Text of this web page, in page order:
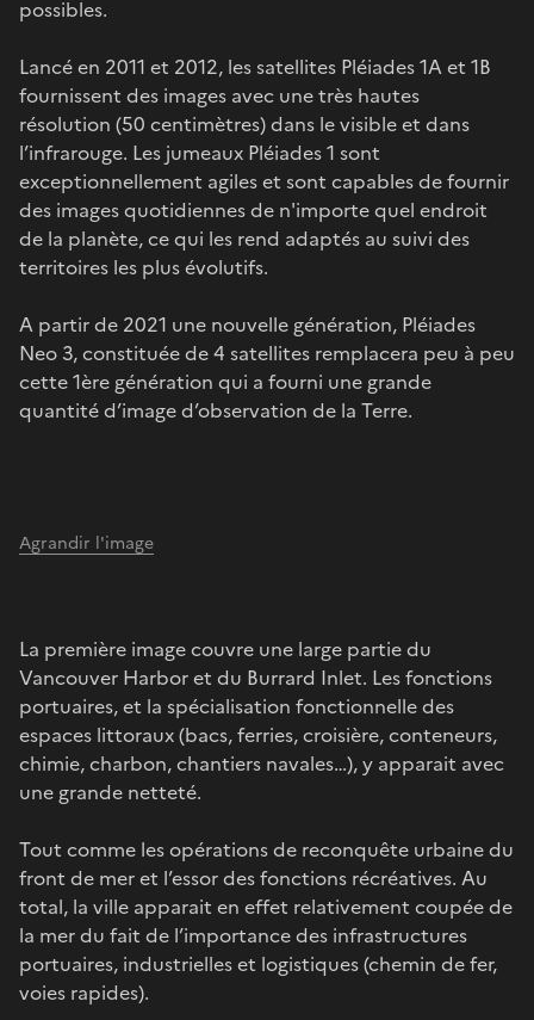
possibles.
Lancé en 2011 et 2012, les satellites Pléiades 1A et 1B
fournissent des images avec une très hautes
résolution (50 centimètres) dans le visible et dans
l’infrarouge. Les jumeaux Pléiades 1 sont
exceptionnellement agiles et sont capables de fournir
des images quotidiennes de n'importe quel endroit
de la planète, ce qui les rend adaptés au suivi des
territoires les plus évolutifs.
A partir de 2021 une nouvelle génération, Pléiades
Neo 3, constituée de 4 satellites remplacera peu à peu
cette 1ère génération qui a fourni une grande
quantité d’image d’observation de la Terre.
Agrandir l'image
La première image couvre une large partie du
Vancouver Harbor et du Burrard Inlet. Les fonctions
portuaires, et la spécialisation fonctionnelle des
espaces littoraux (bacs, ferries, croisière, conteneurs,
chimie, charbon, chantiers navales…), y apparait avec
une grande netteté.
Tout comme les opérations de reconquête urbaine du
front de mer et l’essor des fonctions récréatives. Au
total, la ville apparait en effet relativement coupée de
la mer du fait de l’importance des infrastructures
portuaires, industrielles et logistiques (chemin de fer,
voies rapides).